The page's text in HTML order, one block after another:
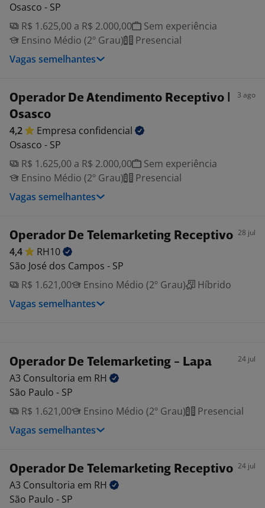
Osasco - SP
R$ 1.625,00 a R$ 2.000,00
Sem experiência
Ensino Médio (2º Grau)
Presencial
Vagas semelhantes
Operador De Atendimento Receptivo |
Osasco
3 ago
4,2 Empresa confidencial
Osasco - SP
R$ 1.625,00 a R$ 2.000,00
Sem experiência
Ensino Médio (2º Grau)
Presencial
Vagas semelhantes
Operador De Telemarketing Receptivo 28 jul
4,4
RH10
São José dos Campos - SP
R$ 1.621,00
Ensino Médio (2º Grau)
Híbrido
Vagas semelhantes
Operador De Telemarketing - Lapa 24 jul
A3 Consultoria em RH
São Paulo - SP
R$ 1.621,00
Ensino Médio (2º Grau)
Presencial
Vagas semelhantes
Operador De Telemarketing Receptivo 24 jul
A3 Consultoria em RH
São Paulo - SP